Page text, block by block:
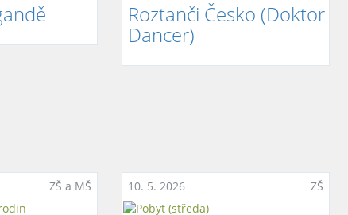
Roztanči Česko (Doktor
Dancer)
ZŠ a MŠ 10. 5. 2026 ZŠ